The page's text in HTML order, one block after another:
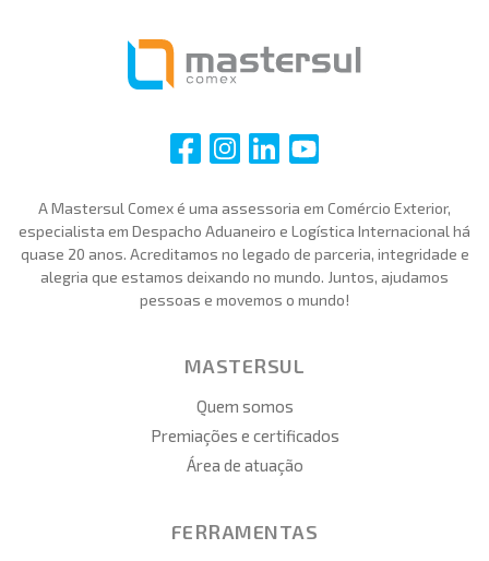
i i i i
A Mastersul Comex é uma assessoria em Comércio Exterior,
especialista em Despacho Aduaneiro e Logística Internacional há
quase 20 anos. Acreditamos no legado de parceria, integridade e
alegria que estamos deixando no mundo. Juntos, ajudamos
pessoas e movemos o mundo!
MASTERSUL
Quem somos
Premiações e certificados
Área de atuação
FERRAMENTAS